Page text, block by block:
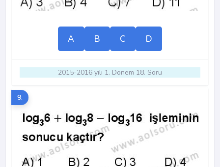
A B C D
2015-2016 yılı 1. Dönem 18. Soru
9.